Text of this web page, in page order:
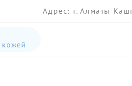
Адрес: г. Алматы
кожей